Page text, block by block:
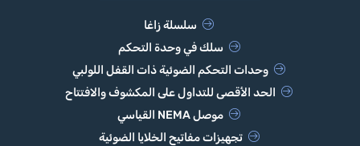
سلسلة زاغا
سلك في وحدة التحكم
وحدات التحكم الضوئية ذات القفل اللولبي
الحد الأقصى للتداول على المكشوف والافتتاح
موصل NEMA القياسي
تجهيزات مفاتيح الخلايا الضوئية